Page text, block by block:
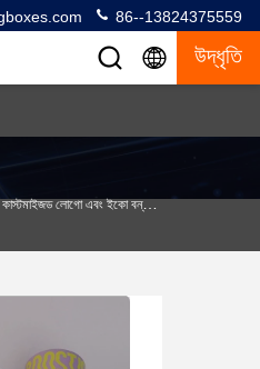
86--13824375559
উদ্ধৃতি
কাস্টমাইজড লোগো এবং ইকো বন্ধুত্বপূর্ণ পোশাক কাগজ টিউব প্যাকেজিং উইন্ডো ফয়েল স্ট্যাম্প পৃষ্ঠের চিকিত্সা সঙ্গে